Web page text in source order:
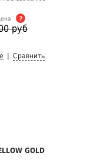
?
руб
Сравнить
GOLD